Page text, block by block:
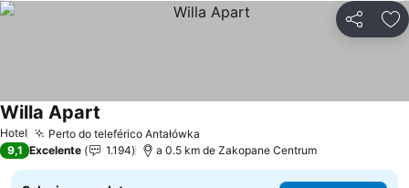
Partilhar
Hotel Perto do teleférico Antałówka
Willa Apart
9,1 Excelente 1.194 a 0.5 km de Zakopane Centrum